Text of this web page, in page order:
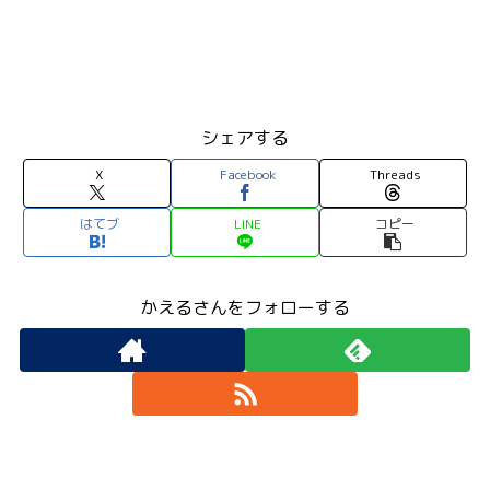
シェアする
X Facebook Threads
はてブ LINE コピー
かえるさんをフォローする